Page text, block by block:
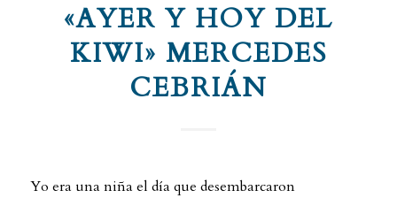
«AYER Y HOY DEL
KIWI» MERCEDES
CEBRIÁN
Yo era una niña el día que desembarcaron